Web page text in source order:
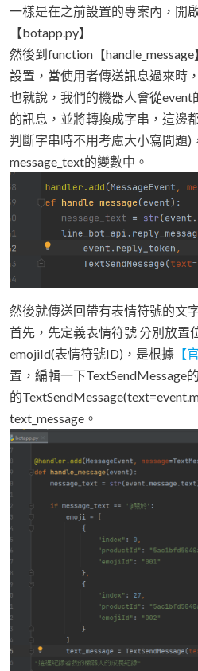
一樣是在之前設置的專案內，開
【botapp.py】
然後到function【handle_message
設置，當使用者傳送訊息過來時
也就說，我們的機器人會從event
的訊息，並將轉換成字串，這邊
判斷字串時不用考慮大小寫問題)
message_text的變數中。
然後就傳送回帶有表情符號的文
首先，先定義表情符號 分別放置
emojiId(表情符號ID)，是根據 【
置，編輯一下TextSendMessage
的
text_message。